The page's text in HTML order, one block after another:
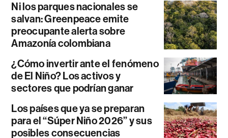
Ni los parques nacionales se
salvan: Greenpeace emite
preocupante alerta sobre
Amazonía colombiana
¿Cómo invertir ante el fenómeno
de El Niño? Los activos y
sectores que podrían ganar
Los países que ya se preparan
para el “Súper Niño 2026” y sus
posibles consecuencias